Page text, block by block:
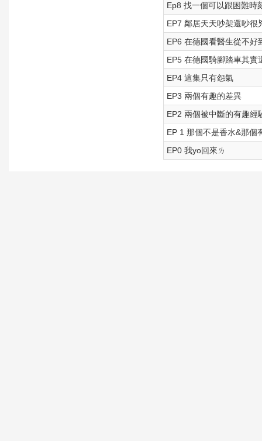
Ep8 找一個可以跟困難時
EP7 鄰居天天吵架還吵很
EP6 在德國看醫生從不好
EP5 在德國騎腳踏車其實
EP4 這集只有怨氣
EP3 兩個有趣的差異
EP2 兩個被中斷的有趣經
EP 1 那個不是香水&那個
EP0 我yo回來ㄌ